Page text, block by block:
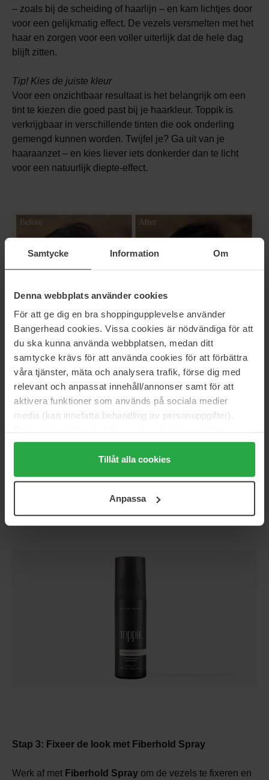
Samtycke Information Om
Denna webbplats använder cookies
För att ge dig en bra shoppingupplevelse använder
Bangerhead cookies. Vissa cookies är nödvändiga för att
du ska kunna använda webbplatsen, medan ditt
samtycke krävs för att använda cookies för att förbättra
våra tjänster, mäta och analysera trafik, förse dig med
relevant och anpassat innehåll/annonser samt för att
aktivera funktioner som används på sociala medier
media (kan innefatta behandling av personuppgifter).
Genom att trycka på "Tillåt alla cookies" accepterar du
alla cookies, medan du under "Detaljer" kan anpassa
användningen av cookies. Du kan när som helst återkalla
samt vår Integritetspolicy.
Tillåt alla cookies
Anpassa
– zoals bij de scheiding of haarlijn – en kam lichtjes door
voor een gelijkmatig effect. De vezels versmelten met het
haar en zorgen voor een voller uiterlijk dat de hele dag
blijft zitten.
Tip! Kies de juiste kleur
Voor een onzichtbaar resultaat is het belangrijk om een
tint te kiezen die goed past bij je haarkleur. Toppik is
verkrijgbaar in verschillende tinten die ook onderling
gemengd kunnen worden. Twijfel je? Ga uit van je
haaraanzet – en kies liever iets donkerder dan te licht
voor een natuurlijk diepte-effect.
Stap 2: Breng aan als een pro metSpray Applicator
Duo
heb je meer controle – ideaal voor kleinere zones of om
een natuurlijke haarlijn te creëren. De set bevat zowel
zachtere, natuurlijkere overgang naar de huid geeft.
Stap 3: Fixeer de look met Fiberhold Spray
Werk af met Fiberhold Spray om de vezels te fixeren en